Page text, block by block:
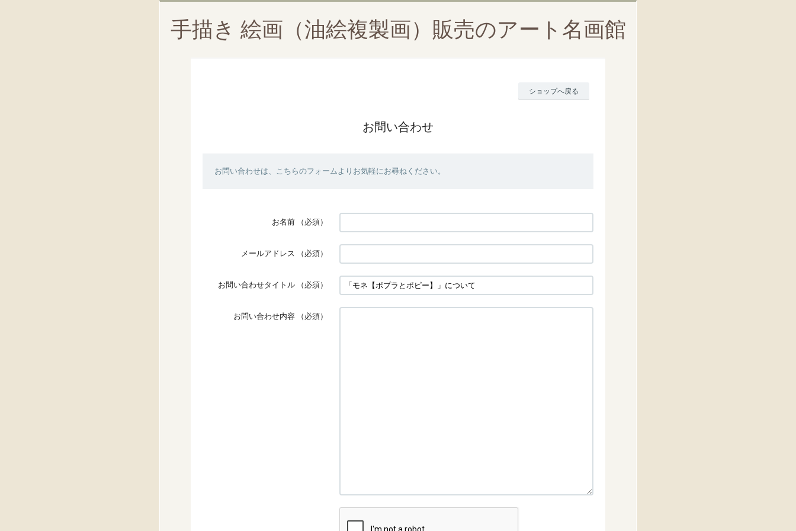
手描き 絵画（油絵複製画）販売のアート名画館
ショップへ戻る
お問い合わせ
お問い合わせは、こちらのフォームよりお気軽にお尋ねください。
お名前 （必須）
メールアドレス （必須）
お問い合わせタイトル （必須）
お問い合わせ内容 （必須）